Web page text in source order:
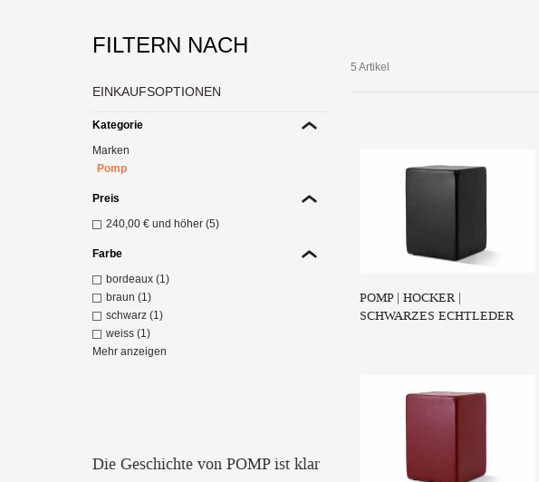
FILTERN NACH
EINKAUFSOPTIONEN
Kategorie
Marken
Pomp
Preis
240,00 € und höher (5)
Farbe
bordeaux (1)
braun (1)
schwarz (1)
weiss (1)
Mehr anzeigen
Die Geschichte von POMP ist klar
5 Artikel
POMP | HOCKER |
SCHWARZES ECHTLEDER
schlicht und minim...